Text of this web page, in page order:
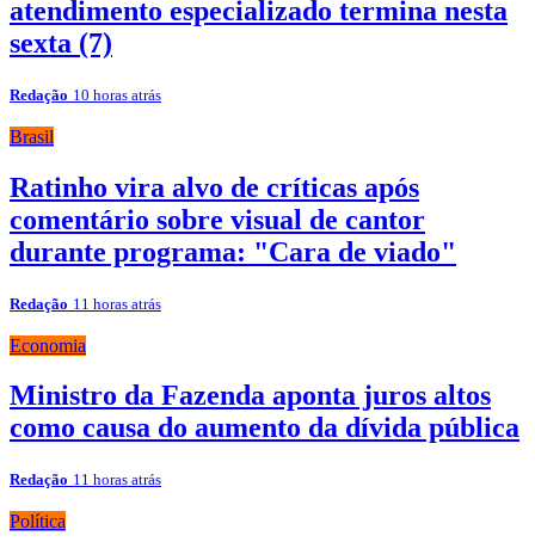
atendimento especializado termina nesta
sexta (7)
Redação 10 horas atrás
Brasil
Ratinho vira alvo de críticas após
comentário sobre visual de cantor
durante programa: "Cara de viado"
Redação 11 horas atrás
Economia
Ministro da Fazenda aponta juros altos
como causa do aumento da dívida pública
Redação 11 horas atrás
Política